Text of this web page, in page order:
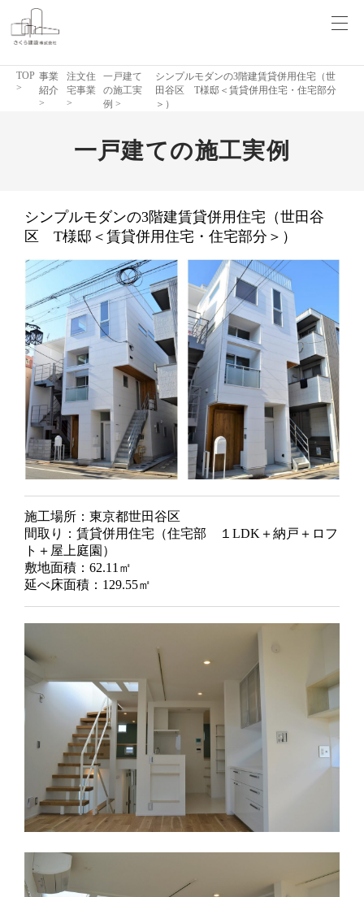
TOP
>
事業
紹介
>
注文住
宅事業
>
一戸建て
の施工実
例 >
シンプルモダンの3階建賃貸併用住宅（世
田谷区 T様邸＜賃貸併用住宅・住宅部分
＞）
一戸建ての施工実例
シンプルモダンの3階建賃貸併用住宅（世田谷
区 T様邸＜賃貸併用住宅・住宅部分＞）
施工場所：東京都世田谷区
間取り：賃貸併用住宅（住宅部 １LDK＋納戸＋ロフ
ト＋屋上庭園）
敷地面積：62.11㎡
延べ床面積：129.55㎡